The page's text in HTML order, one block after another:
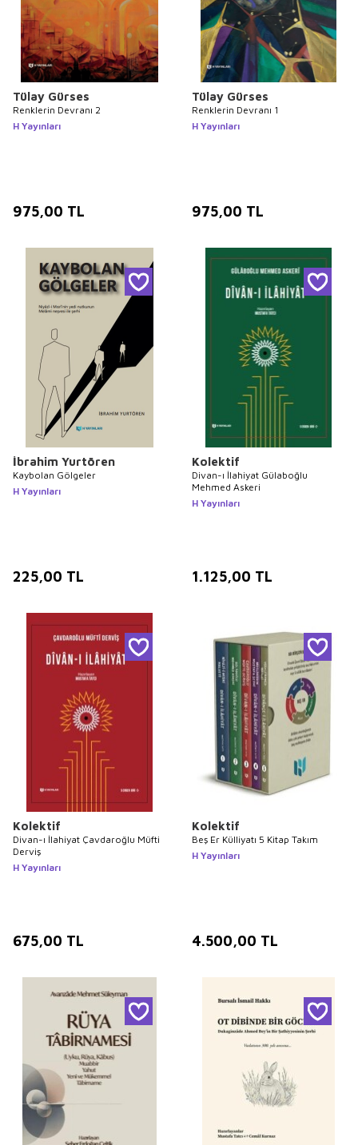
Tülay Gürses
Renklerin Devranı 2
H Yayınları
975,00 TL
Tülay Gürses
Renklerin Devranı 1
H Yayınları
975,00 TL
İbrahim Yurtören
Kaybolan Gölgeler
H Yayınları
225,00 TL
Kolektif
Divan-ı İlahiyat Gülaboğlu
Mehmed Askeri
H Yayınları
1.125,00 TL
Kolektif
Divan-ı İlahiyat Çavdaroğlu Müfti
Derviş
H Yayınları
675,00 TL
Kolektif
Beş Er Külliyatı 5 Kitap Takım
H Yayınları
4.500,00 TL